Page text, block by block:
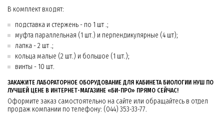
В комплект входят:
подставка и стержень - по 1 шт .;
муфта параллельная (1 шт.) и перпендикулярные (4 шт);
лапка - 2 шт .;
кольца малые (2 шт.) и большое (1 шт.);
винты - 10 шт.
ЗАКАЖИТЕ ЛАБОРАТОРНОЕ ОБОРУДОВАНИЕ ДЛЯ КАБИНЕТА БИОЛОГИИ НУШ ПО
ЛУЧШЕЙ ЦЕНЕ В ИНТЕРНЕТ-МАГАЗИНЕ «БИ-ПРО» ПРЯМО СЕЙЧАС!
Оформите заказ самостоятельно на сайте или обращайтесь в отдел
продаж компании по телефону: (044) 353-33-77.